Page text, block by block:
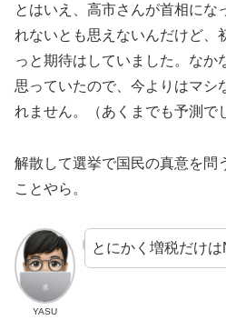
とはいえ、高市さんが首相にな
れないとも思えないんだけど、
っと期待はしていました。なか
思っていたので、今よりはマシ
れません。（あくまでも予測で
解散して選挙で国民の真意を問
ことやら。
YASU
とにかく増税だけは